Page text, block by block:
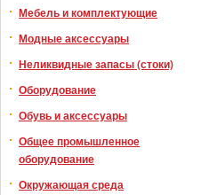
Мебель и комплектующие
Модные аксессуары
Неликвидные запасы (стоки)
Оборудование
Обувь и аксессуары
Общее промышленное
оборудование
Окружающая среда